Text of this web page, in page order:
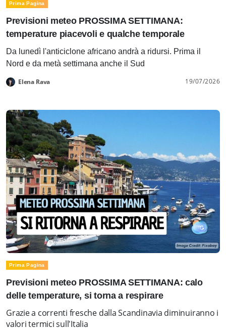
Prima Pagina
Previsioni meteo PROSSIMA SETTIMANA:
temperature piacevoli e qualche temporale
Da lunedì l'anticiclone africano andrà a ridursi. Prima il
Nord e da metà settimana anche il Sud
Elena Rava 19/07/2026
Prima Pagina
Previsioni meteo PROSSIMA SETTIMANA: calo
delle temperature, si torna a respirare
Grazie a correnti fresche dalla Scandinavia diminuiranno i
valori termici sull'Italia